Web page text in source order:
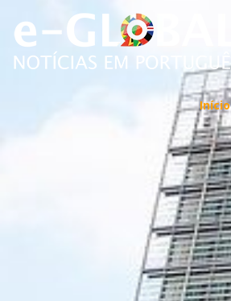
Início